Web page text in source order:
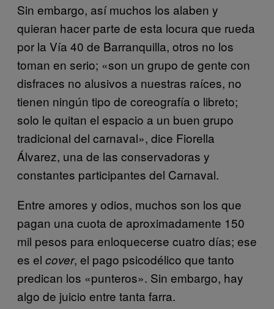
Sin embargo, así muchos los alaben y
quieran hacer parte de esta locura que rueda
por la Vía 40 de Barranquilla, otros no los
toman en serio; «son un grupo de gente con
disfraces no alusivos a nuestras raíces, no
tienen ningún tipo de coreografía o libreto;
solo le quitan el espacio a un buen grupo
tradicional del carnaval», dice Fiorella
Álvarez, una de las conservadoras y
constantes participantes del Carnaval.
Entre amores y odios, muchos son los que
pagan una cuota de aproximadamente 150
mil pesos para enloquecerse cuatro días; ese
es el cover, el pago psicodélico que tanto
predican los «punteros». Sin embargo, hay
algo de juicio entre tanta farra.